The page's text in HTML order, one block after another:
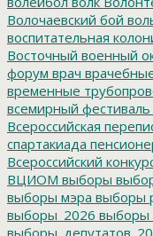
Волочаевский бой
воспитательная
Восточный военный
форум врач
временные
всемирный
Всероссийская
спартакиада
Всероссийский
ВЦИОМ выборы
выборы мэра выборы
выборы_2026